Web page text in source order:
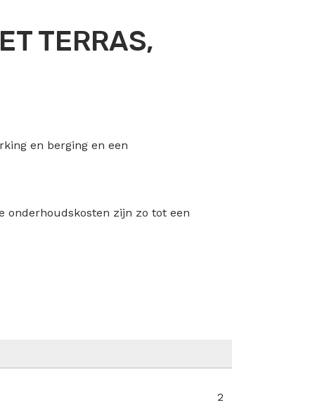
TERRAS,
en berging en een
onderhoudskosten zijn zo tot een
2